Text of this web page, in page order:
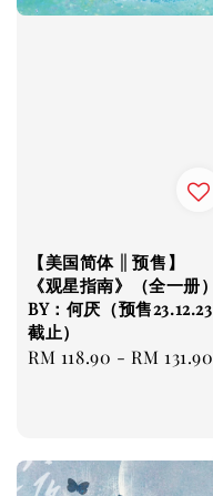
【美国简体 || 预售】
《观星指南》（全一册）
BY：何厌（预售23.12.23
截止）
Regular
RM 118.90 -RM 131.90